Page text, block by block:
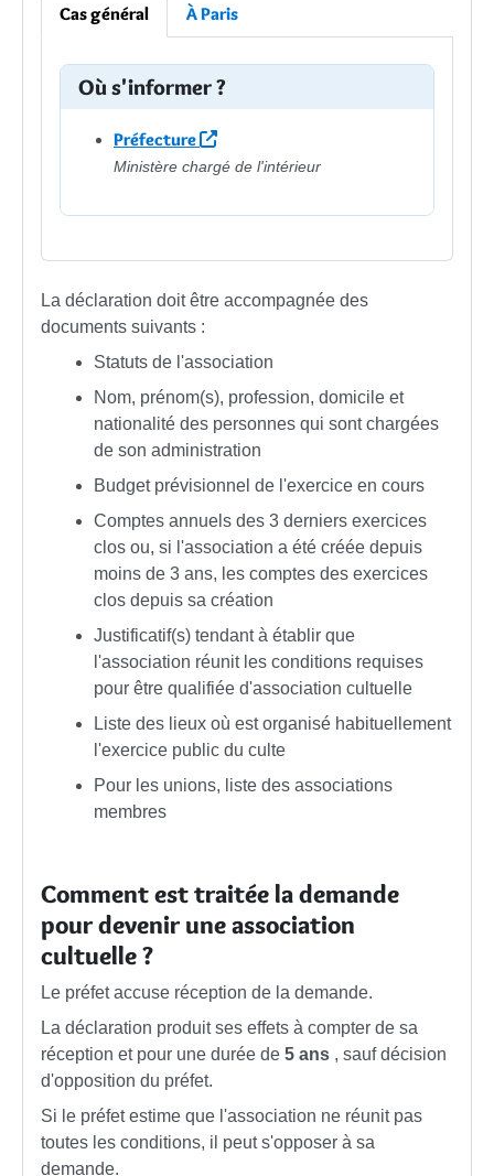
Cas général À Paris
Où s'informer ?
Préfecture
Ministère chargé de l'intérieur
La déclaration doit être accompagnée des
documents suivants :
Statuts de l'association
Nom, prénom(s), profession, domicile et
nationalité des personnes qui sont chargées
de son administration
Budget prévisionnel de l'exercice en cours
Comptes annuels des 3 derniers exercices
clos ou, si l'association a été créée depuis
moins de 3 ans, les comptes des exercices
clos depuis sa création
Justificatif(s) tendant à établir que
l'association réunit les conditions requises
pour être qualifiée d'association cultuelle
Liste des lieux où est organisé habituellement
l'exercice public du culte
Pour les unions, liste des associations
membres
Comment est traitée la demande
pour devenir une association
cultuelle ?
Le préfet accuse réception de la demande.
La déclaration produit ses effets à compter de sa
réception et pour une durée de 5 ans , sauf décision
d'opposition du préfet.
Si le préfet estime que l'association ne réunit pas
toutes les conditions, il peut s'opposer à sa
demande.